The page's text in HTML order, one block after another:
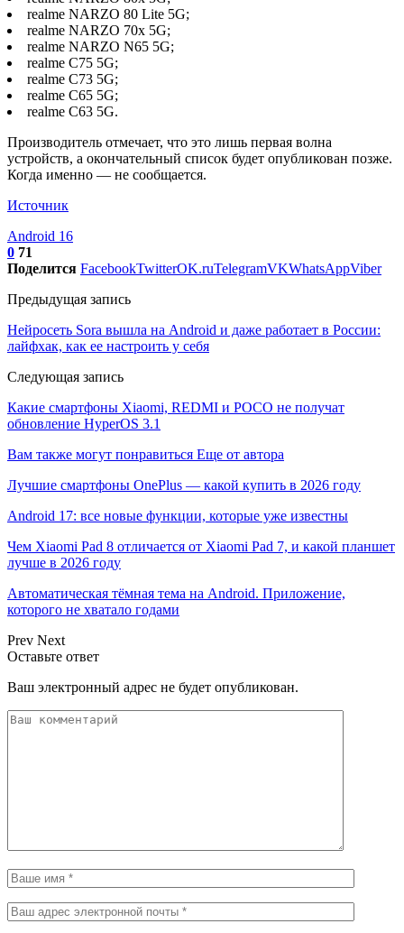
realme NARZO 80 Lite 5G;
realme NARZO 70x 5G;
realme NARZO N65 5G;
realme C75 5G;
realme C73 5G;
realme C65 5G;
realme C63 5G.
Производитель отмечает, что это лишь первая волна
устройств, а окончательный список будет опубликован позже.
Когда именно — не сообщается.
Источник
Android 16
0 71
Поделится FacebookTwitterOK.ruTelegramVKWhatsAppViber
Предыдущая запись
Нейросеть Sora вышла на Android и даже работает в России:
лайфхак, как ее настроить у себя
Следующая запись
Какие смартфоны Xiaomi, REDMI и POCO не получат
обновление HyperOS 3.1
Вам также могут понравиться Еще от автора
Лучшие смартфоны OnePlus — какой купить в 2026 году
Android 17: все новые функции, которые уже известны
Чем Xiaomi Pad 8 отличается от Xiaomi Pad 7, и какой планшет
лучше в 2026 году
Автоматическая тёмная тема на Android. Приложение,
которого не хватало годами
Prev Next
Оставьте ответ
Ваш электронный адрес не будет опубликован.